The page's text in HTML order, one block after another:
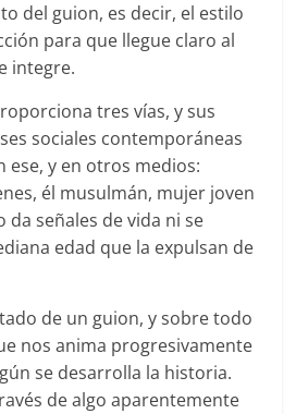
del guion, es decir, el estilo
para que llegue claro al
integre.
tres vías, y sus
sociales contemporáneas
ese, y en otros medios:
él musulmán, mujer joven
señales de vida ni se
edad que la expulsan de
de un guion, y sobre todo
nos anima progresivamente
se desarrolla la historia.
de algo aparentemente